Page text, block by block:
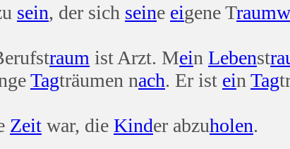
sein, der sich seine eigene Traum
raum ist Arzt. Mein Lebenst
Tagträumen nach. Er ist ein Tag
Zeit war, die Kinder abzuholen.